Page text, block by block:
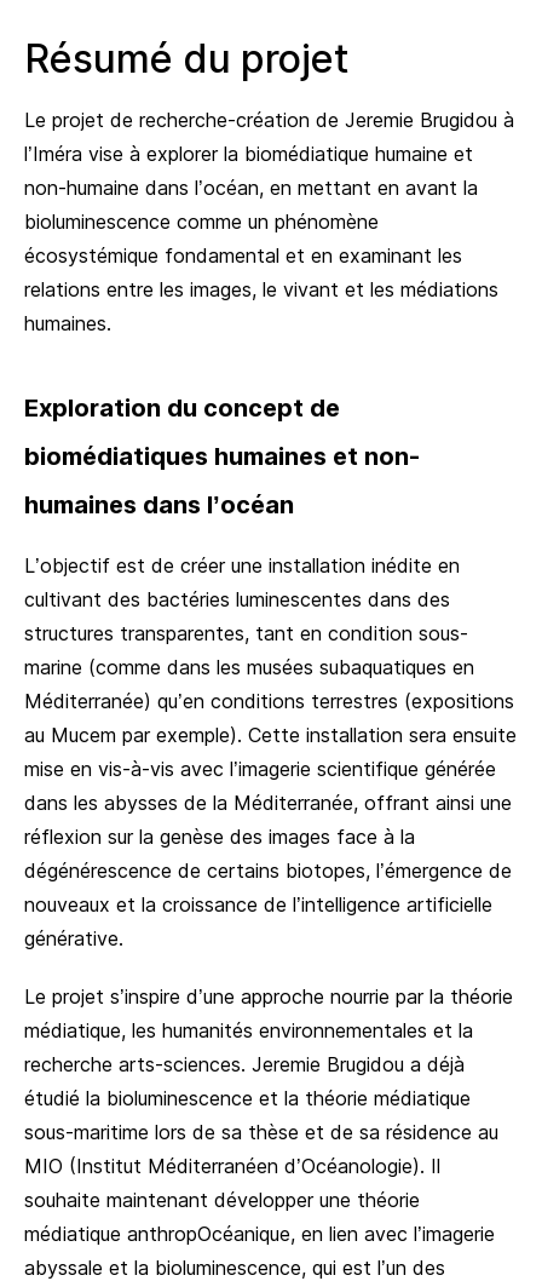
Résumé du projet
Le projet de recherche-création de Jeremie Brugidou à
l’Iméra vise à explorer la biomédiatique humaine et
non-humaine dans l’océan, en mettant en avant la
bioluminescence comme un phénomène
écosystémique fondamental et en examinant les
relations entre les images, le vivant et les médiations
humaines.
Exploration du concept de
biomédiatiques humaines et non-
humaines dans l’océan
L’objectif est de créer une installation inédite en
cultivant des bactéries luminescentes dans des
structures transparentes, tant en condition sous-
marine (comme dans les musées subaquatiques en
Méditerranée) qu’en conditions terrestres (expositions
au Mucem par exemple). Cette installation sera ensuite
mise en vis-à-vis avec l’imagerie scientifique générée
dans les abysses de la Méditerranée, offrant ainsi une
réflexion sur la genèse des images face à la
dégénérescence de certains biotopes, l’émergence de
nouveaux et la croissance de l’intelligence artificielle
générative.
Le projet s’inspire d’une approche nourrie par la théorie
médiatique, les humanités environnementales et la
recherche arts-sciences. Jeremie Brugidou a déjà
étudié la bioluminescence et la théorie médiatique
sous-maritime lors de sa thèse et de sa résidence au
MIO (Institut Méditerranéen d’Océanologie). Il
souhaite maintenant développer une théorie
médiatique anthropOcéanique, en lien avec l’imagerie
abyssale et la bioluminescence, qui est l’un des